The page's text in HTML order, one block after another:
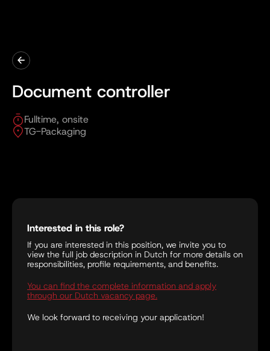
Document controller
Fulltime, onsite
TG-Packaging
Interested in this role?
If you are interested in this position, we invite you to
view the full job description in Dutch for more details on
responsibilities, profile requirements, and benefits.
You can find the complete information and apply
through our Dutch vacancy page.
We look forward to receiving your application!